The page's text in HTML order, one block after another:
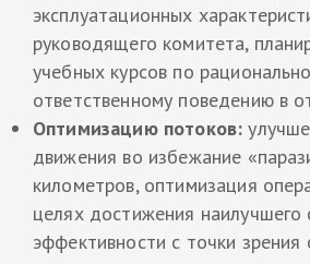
эксплуатационных
руководящего комитета,
учебных курсов по
ответственному поведению в
Оптимизацию потоков:
движения во избежание
километров, оптимизация
целях достижения
эффективности с точки зрения